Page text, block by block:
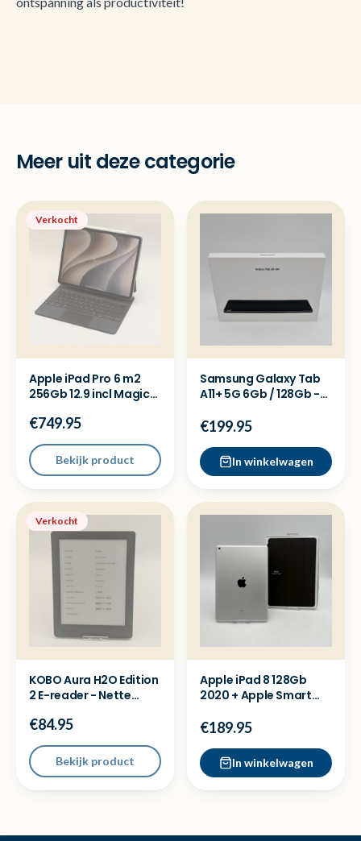
Meer uit deze categorie
Verkocht
Apple iPad Pro 6 m2
256Gb 12.9 incl Magic
€749.95
Bekijk product
Samsung Galaxy Tab
A11+ 5G 6Gb / 128Gb -
€199.95
In winkelwagen
Verkocht
KOBO Aura H2O Edition
2 E-reader - Nette
€84.95
Bekijk product
Apple iPad 8 128Gb
2020 + Apple Smart
€189.95
In winkelwagen